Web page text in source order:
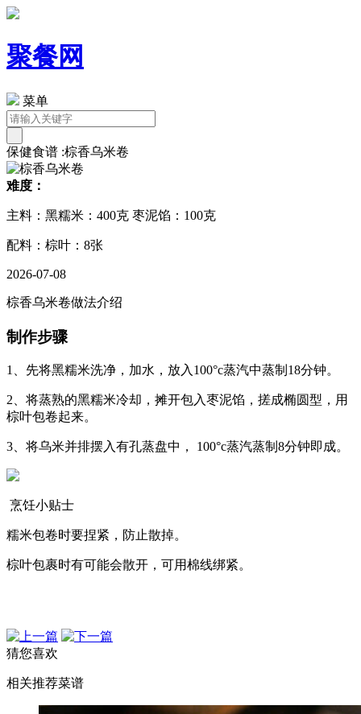
聚餐网
菜单
保健食谱 :棕香乌米卷
难度：
主料：黑糯米：400克 枣泥馅：100克
配料：棕叶：8张
2026-07-08
棕香乌米卷做法介绍
制作步骤
1 、先将黑糯米洗净，加水，放入100°c蒸汽中蒸制18分钟。
2 、将蒸熟的黑糯米冷却，摊开包入枣泥馅，搓成椭圆型，用
棕叶包卷起来。
3 、将乌米并排摆入有孔蒸盘中， 100°c蒸汽蒸制8分钟即成。
烹饪小贴士
糯米包卷时要捏紧，防止散掉。
棕叶包裹时有可能会散开，可用棉线绑紧。
猜您喜欢
相关推荐菜谱